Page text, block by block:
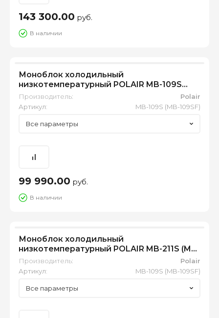
143 300.00 руб.
В наличии
Моноблок холодильный
низкотемпературный POLAIR MB-109S
(MB-109SF)
Производитель:
Polair
Артикул:
MB-109S (MB-109SF)
Все параметры
99 990.00 руб.
В наличии
Моноблок холодильный
низкотемпературный POLAIR MB-211S (MB-
211SF)
Производитель:
Polair
Артикул:
MB-109S (MB-109SF)
Все параметры